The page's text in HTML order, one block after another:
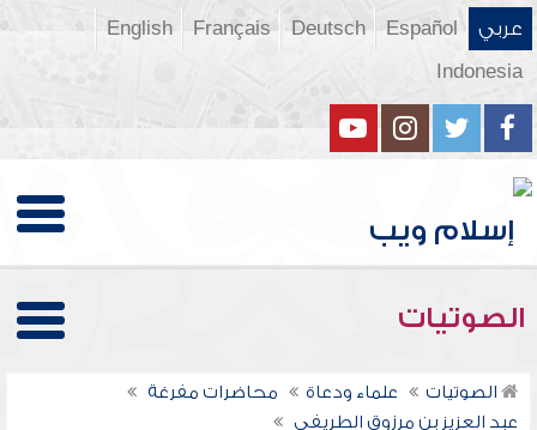
عربي Español
Deutsch
Français
English
Indonesia
الصوتيات
الصوتيات علماء ودعاة
محاضرات مفرغة
عبد العزيز بن مرزوق الطريفي